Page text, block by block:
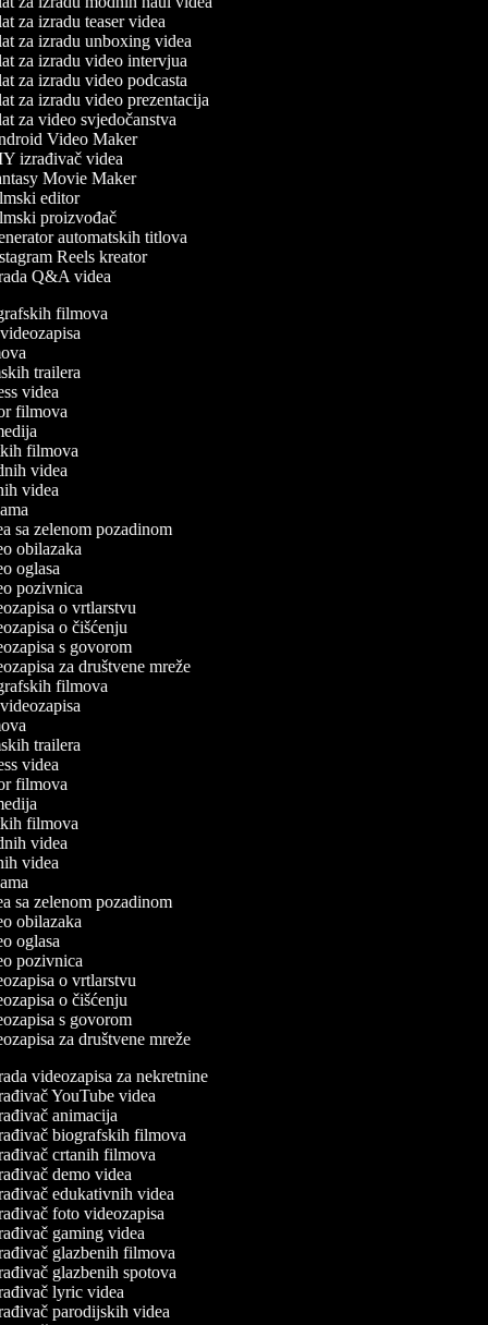
za izradu teaser videa
za izradu unboxing videa
za izradu video intervjua
za izradu video podcasta
za izradu video prezentacija
za video svjedočanstva
Video Maker
izrađivač videa
Movie Maker
editor
proizvođač
automatskih titlova
Reels kreator
Q&A videa
filmova
trailera
videa
filmova
filmova
videa
videa
sa zelenom pozadinom
obilazaka
oglasa
pozivnica
o vrtlarstvu
o čišćenju
s govorom
za društvene mreže
filmova
trailera
videa
filmova
filmova
videa
videa
sa zelenom pozadinom
obilazaka
oglasa
pozivnica
o vrtlarstvu
o čišćenju
s govorom
za društvene mreže
videozapisa za nekretnine
YouTube videa
animacija
biografskih filmova
crtanih filmova
demo videa
edukativnih videa
foto videozapisa
gaming videa
glazbenih filmova
glazbenih spotova
lyric videa
parodijskih videa